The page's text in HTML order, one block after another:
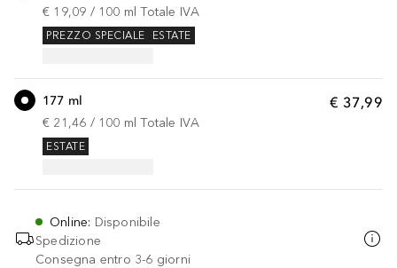
€ 19,09 / 100 ml Totale IVA
ESTATE
PREZZO SPECIALE
€ 37,99
177 ml
€ 21,46 / 100 ml Totale IVA
ESTATE
Online: Disponibile
Spedizione
Consegna entro 3-6 giorni